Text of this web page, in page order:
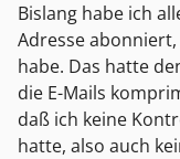
Bislang habe ich
Adresse
habe. Das hatte
die E-Mails
daß ich keine
hatte, also auch